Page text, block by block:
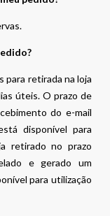
para retirada na loja
úteis. O prazo de
do e-mail
disponível para
retirado no prazo
e gerado um
para utilização